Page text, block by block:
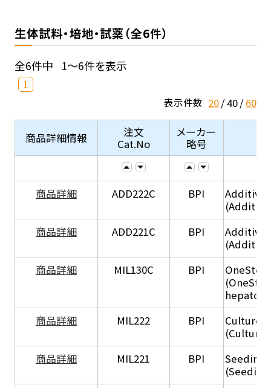
生体試料・培地・試薬（全6件）
全6件中 1～6件を表示
1
表示件数 20 40 60
商品詳細情報
注文
Cat.No
メーカー
略号
商品詳細 ADD222C BPI
商品詳細
ADD221C BPI
商品詳細
MIL130C BPI
商品詳細
MIL222 BPI
Culture
(Culture
商品詳細
MIL221 BPI
Seeding